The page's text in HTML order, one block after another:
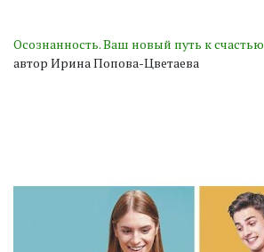
Осознанность. Ваш новый путь к счастью
автор Ирина Попова-Цветаева